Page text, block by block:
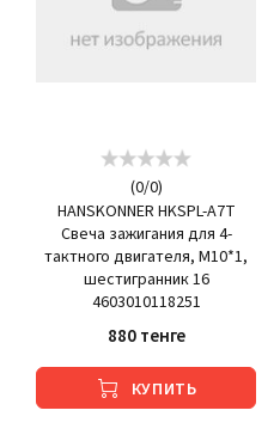
(0/0)
HANSKONNER HKSPL-A7T
Свеча зажигания для 4-
тактного двигателя, M10*1,
шестигранник 16
4603010118251
880 тенге
КУПИТЬ